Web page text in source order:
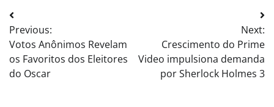
Post
navigation
Previous:
Votos Anônimos Revelam
os Favoritos dos Eleitores
do Oscar
Next:
Crescimento do Prime
Video impulsiona demanda
por Sherlock Holmes 3